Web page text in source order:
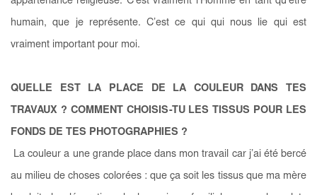
humain, que je représente. C’est ce qui qui nous lie qui est
vraiment important pour moi.
QUELLE EST LA PLACE DE LA COULEUR DANS TES
TRAVAUX ? COMMENT CHOISIS-TU LES TISSUS POUR LES
FONDS DE TES PHOTOGRAPHIES ?
La couleur a une grande place dans mon travail car j’ai été bercé
au milieu de choses colorées : que ça soit les tissus que ma mère